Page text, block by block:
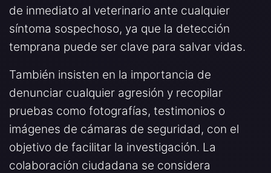
de inmediato al veterinario ante cualquier
síntoma sospechoso, ya que la detección
temprana puede ser clave para salvar vidas.
También insisten en la importancia de
denunciar cualquier agresión y recopilar
pruebas como fotografías, testimonios o
imágenes de cámaras de seguridad, con el
objetivo de facilitar la investigación. La
colaboración ciudadana se considera